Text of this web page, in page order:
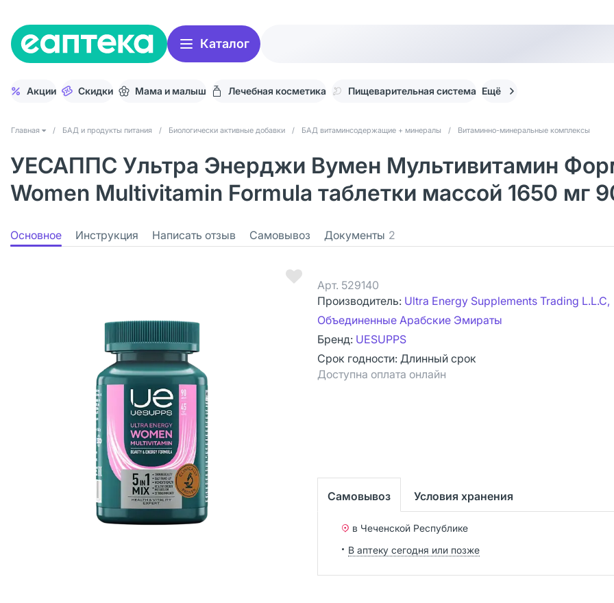
Каталог
Акции Скидки Мама и малыш Лечебная косметика Пищеварительная система Ещё
Главная / БАД и продукты питания / Биологически активные добавки / БАД витаминсодержащие + минералы / Витаминно-минеральные комплексы
УЕСАППС Ультра Энерджи Вумен Мультивитамин
Women Multivitamin Formula таблетки массой 1650 мг
Основное Инструкция Написать отзыв Самовывоз Документы 2
Арт. 529140
Производитель: Ultra Energy Supplements Trading L.L.C,
Объединенные Арабские Эмираты
Бренд: UESUPPS
Срок годности: Длинный срок
Доступна оплата онлайн
Самовывоз Условия хранения
в Чеченской Республике
В аптеку сегодня или позже